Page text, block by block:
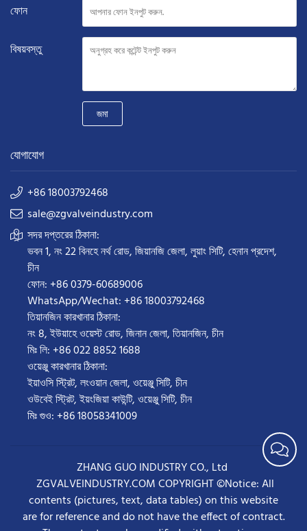
ফোন
বিষয়বস্তু
জমা
যোগাযোগ
+86 18003792468
sale@zgvalveindustry.com
সদর দপ্তরের ঠিকানা:
ভবন 1, নং 22 বিনহে নর্থ রোড, জিয়ানজি জেলা, লুয়াং সিটি, হেনান প্রদেশ,
চীন
ফোন: +86 0379-60689006
WhatsApp/Wechat: +86 18003792468
তিয়ানজিন কারখানার ঠিকানা:
নং 8, ইউয়াহে ওয়েস্ট রোড, জিনান জেলা, তিয়ানজিন, চীন
মিঃ লি: +86 022 8852 1688
ওয়েঞ্জু কারখানার ঠিকানা:
ইয়াওসি স্ট্রিট, লংওয়ান জেলা, ওয়েঞ্জু সিটি, চীন
ওউবেই স্ট্রিট, ইয়ংজিয়া কাউন্টি, ওয়েঞ্জু সিটি, চীন
মিঃ গুও: +86 18058341009
ZHANG GUO INDUSTRY CO., Ltd
ZGVALVEINDUSTRY.COM COPYRIGHT ©Notice: All
contents (pictures, text, data tables) on this website
are for reference and do not have the effect of contract.